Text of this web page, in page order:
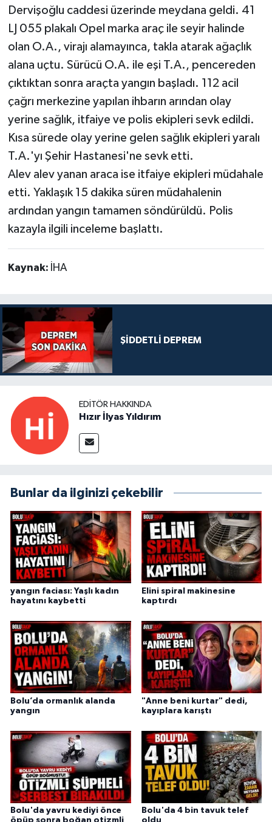
Dervişoğlu caddesi üzerinde meydana geldi. 41
LJ 055 plakalı Opel marka araç ile seyir halinde
olan O.A., virajı alamayınca, takla atarak ağaçlık
alana uçtu. Sürücü O.A. ile eşi T.A., pencereden
çıktıktan sonra araçta yangın başladı. 112 acil
çağrı merkezine yapılan ihbarın arından olay
yerine sağlık, itfaiye ve polis ekipleri sevk edildi.
Kısa sürede olay yerine gelen sağlık ekipleri yaralı
T.A.'yı Şehir Hastanesi'ne sevk etti.
Alev alev yanan araca ise itfaiye ekipleri müdahale
etti. Yaklaşık 15 dakika süren müdahalenin
ardından yangın tamamen söndürüldü. Polis
kazayla ilgili inceleme başlattı.
Kaynak: İHA
ŞİDDETLİ DEPREM
EDITÖR HAKKINDA
Hızır İlyas Yıldırım
Bunlar da ilginizi çekebilir
yangın faciası: Yaşlı kadın
hayatını kaybetti
Elini spiral makinesine
kaptırdı
Bolu’da ormanlık alanda
yangın
"Anne beni kurtar" dedi,
kayıplara karıştı
Bolu'da yavru kediyi önce
Bolu'da 4 bin tavuk telef